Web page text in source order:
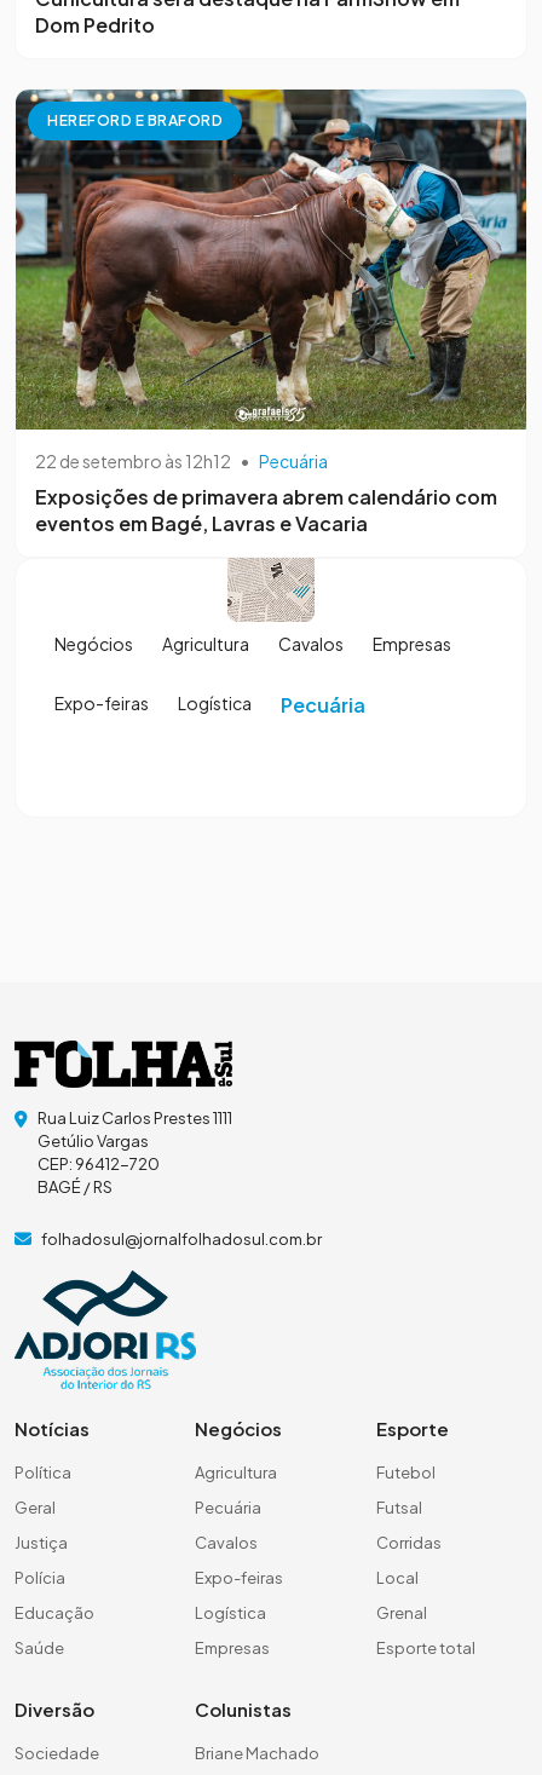
Dom Pedrito
HEREFORD E BRAFORD
22 de setembro às 12h12 • Pecuária
Exposições de primavera abrem calendário com
eventos em Bagé, Lavras e Vacaria
Negócios Agricultura Cavalos Empresas
Expo-feiras Logística Pecuária
Rua Luiz Carlos Prestes 1111
Getúlio Vargas
CEP: 96412-720
BAGÉ / RS
folhadosul@jornalfolhadosul.com.br
Notícias
Política
Geral
Justiça
Polícia
Educação
Saúde
Negócios
Agricultura
Pecuária
Cavalos
Expo-feiras
Logística
Empresas
Esporte
Futebol
Futsal
Corridas
Local
Grenal
Esporte total
Diversão
Sociedade
Colunistas
Briane Machado